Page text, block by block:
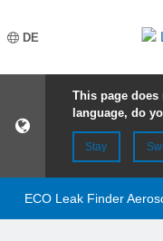
DE
This page
language, do
Stay
ECO Leak Finder